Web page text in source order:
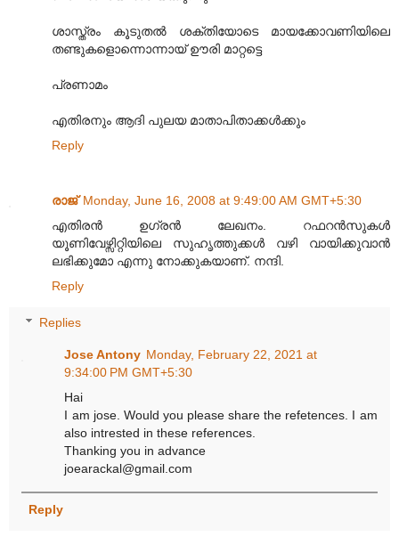
ശാസ്ത്രം കൂടുതല്‍ ശക്തിയോടെ മായക്കോവണിയിലെ
തണ്ടുകളൊന്നൊന്നായ് ഊരി മാറ്റട്ടെ
പ്രണാമം
എതിരനും ആദി പുലയ മാതാപിതാക്കള്‍ക്കും
Reply
രാജ് Monday, June 16, 2008 at 9:49:00 AM GMT+5:30
എതിരന്‍ ഉഗ്രന്‍ ലേഖനം. റഫറന്‍സുകള്‍
യൂണിവേഴ്സിറ്റിയിലെ സുഹൃത്തുക്കള്‍ വഴി വായിക്കുവാന്‍
ലഭിക്കുമോ എന്നു നോക്കുകയാണ്‌. നന്ദി.
Reply
Replies
Jose Antony Monday, February 22, 2021 at
9:34:00 PM GMT+5:30
Hai
I am jose. Would you please share the refetences. I am
also intrested in these references.
Thanking you in advance
joearackal@gmail.com
Reply